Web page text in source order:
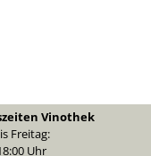
Vinothek
Freitag:
Uhr